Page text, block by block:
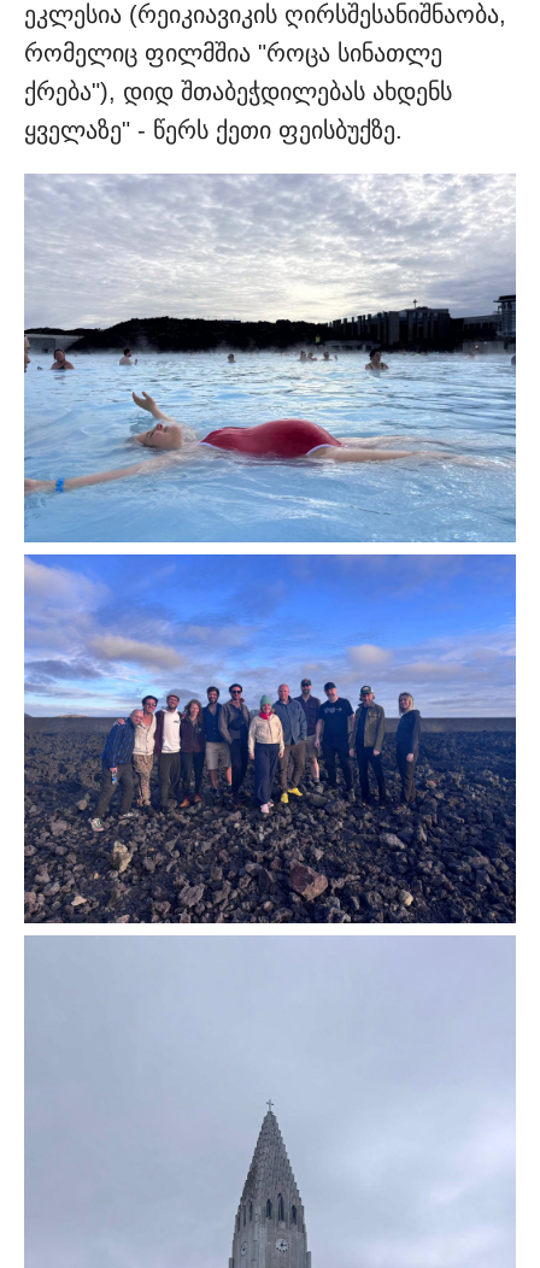
ეკლესია (რეიკიავიკის ღირსშესანიშნაობა,
რომელიც ფილმშია "როცა სინათლე
ქრება"), დიდ შთაბეჭდილებას ახდენს
ყველაზე" - წერს ქეთი ფეისბუქზე.